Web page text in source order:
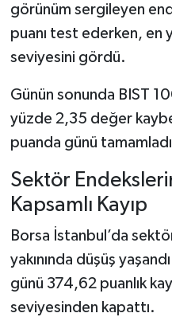
görünüm sergileyen
puanı test ederken, en
seviyesini gördü.
Günün sonunda BIST
yüzde 2,35 değer
puanda günü
Sektör
Kapsamlı Kayıp
Borsa İstanbul’da
yakınında düşüş
günü 374,62 puanlık
seviyesinden kapattı.
Taşköprü Haberleri
Tosya Haberleri
Karadeniz
Ulusal Haberler
Teknoloji Haberleri
Siyaset Haberleri
Dünya Haberleri
Yerel Haberler